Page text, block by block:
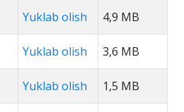
Yuklab olish 4,9 MB
Yuklab olish 3,6 MB
Yuklab olish 1,5 MB